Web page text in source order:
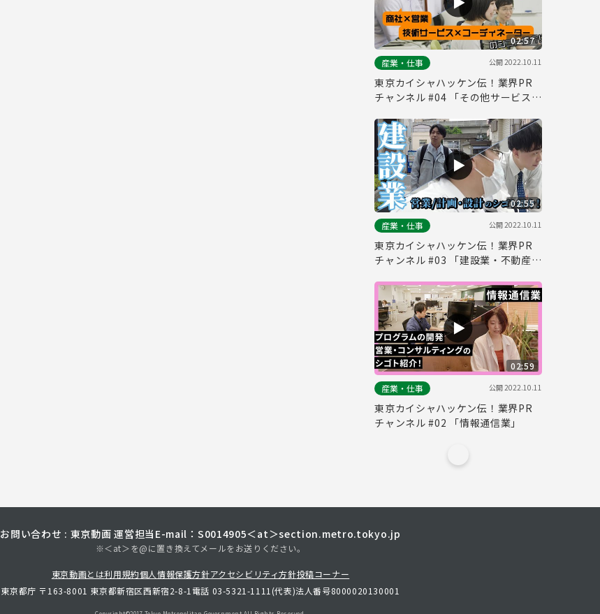
02:57
産業・仕事
公開2022.10.11
東京カイシャハッケン伝！業界PR
チャンネル #04 「その他サービス
02:55
産業・仕事
公開2022.10.11
東京カイシャハッケン伝！業界PR
チャンネル #03 「建設業・不動産
02:59
産業・仕事
公開2022.10.11
東京カイシャハッケン伝！業界PR
チャンネル #02 「情報通信業」
お問い合わせ : 東京動画 運営担当 E-mail：S0014905＜at＞section.metro.tokyo.jp
※＜at＞を@に置き換えてメールをお送りください。
東京動画とは利用規約個人情報保護方針アクセシビリティ方針投稿コーナー
東京都庁 〒163-8001 東京都新宿区西新宿2-8-1 電話 03-5321-1111(代表)法人番号8000020130001